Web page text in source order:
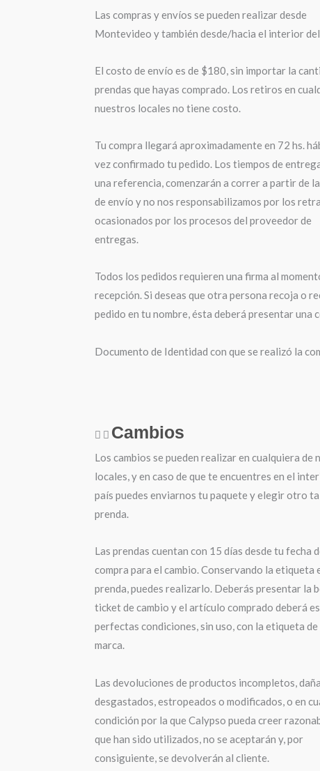
Las compras y envíos se pueden realizar desde
Montevideo y también desde/hacia el interior del
El costo de envío es de $180, sin importar la
prendas que hayas comprado. Los retiros en
nuestros locales no tiene costo.
Tu compra llegará aproximadamente en 72 hs.
vez confirmado tu pedido. Los tiempos de
una referencia, comenzarán a correr a partir de
de envío y no nos responsabilizamos por los
ocasionados por los procesos del proveedor de
entregas.
Todos los pedidos requieren una firma al
recepción. Si deseas que otra persona recoja o
pedido en tu nombre, ésta deberá presentar una
Documento de Identidad con que se realizó la
Cambios
Los cambios se pueden realizar en cualquiera de
locales, y en caso de que te encuentres en el
país puedes enviarnos tu paquete y elegir otro
prenda.
Las prendas cuentan con 15 días desde tu fecha
compra para el cambio. Conservando la etiqueta
prenda, puedes realizarlo. Deberás presentar la
ticket de cambio y el artículo comprado deberá
perfectas condiciones, sin uso, con la etiqueta de
marca.
Las devoluciones de productos incompletos,
desgastados, estropeados o modificados, o en
condición por la que Calypso pueda creer
que han sido utilizados, no se aceptarán y, por
consiguiente, se devolverán al cliente.